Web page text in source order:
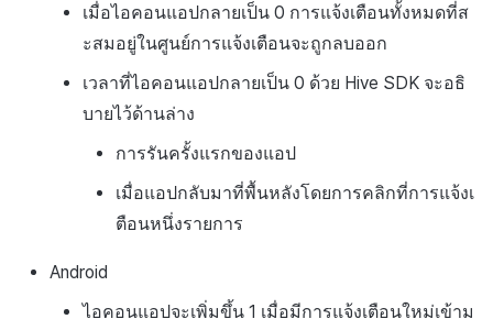
เมื่อไอคอนแอปกลายเป็น 0 การแจ้งเตือนทั้งหมดที่ส
ะสมอยู่ในศูนย์การแจ้งเตือนจะถูกลบออก
เวลาที่ไอคอนแอปกลายเป็น 0 ด้วย Hive SDK จะอธิ
บายไว้ด้านล่าง
การรันครั้งแรกของแอป
เมื่อแอปกลับมาที่พื้นหลังโดยการคลิกที่การแจ้งเ
ตือนหนึ่งรายการ
Android
ไอคอนแอปจะเพิ่มขึ้น 1 เมื่อมีการแจ้งเตือนใหม่เข้าม